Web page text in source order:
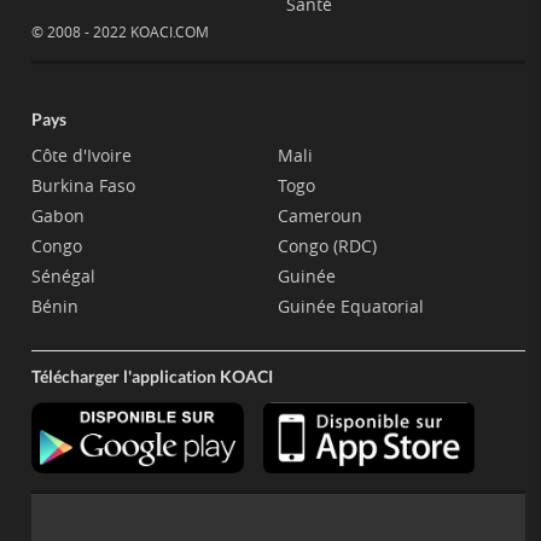
© 2008 - 2022 KOACI.COM
Pays
Côte d'Ivoire
Burkina Faso
Gabon
Congo
Sénégal
Bénin
Mali
Togo
Cameroun
Congo (RDC)
Guinée
Guinée Equatorial
Télécharger l'application KOACI